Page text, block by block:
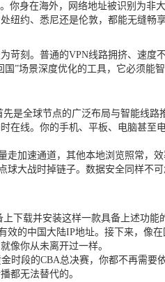
身在海外，网络地址被识别为非
约、悉尼还是伦敦，都能无缝畅
刻。普通的VPN线路拥挤、速度
”场景深度优化的工具，它必须能
是全球节点的广泛布局与智能线
线。你的手机、平板、电脑甚至
加速通道，其他本地浏览照常，
大战时掉链子。数据安全同样不
下载并安装这样一款具备上述功
的中国大陆IP地址。接下来，像
像你从未离开过一样。
段的CBA总决赛，你都不再需
都无法替代的。